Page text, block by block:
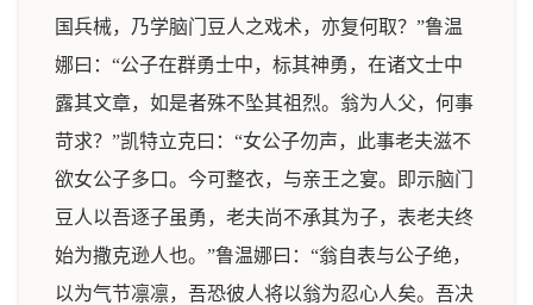
国兵械，乃学脑门豆人之戏术，亦复何取？”鲁温
娜曰：“公子在群勇士中，标其神勇，在诸文士中
露其文章，如是者殊不坠其祖烈。翁为人父，何事
苛求？”凯特立克曰：“女公子勿声，此事老夫滋不
欲女公子多口。今可整衣，与亲王之宴。即示脑门
豆人以吾逐子虽勇，老夫尚不承其为子，表老夫终
始为撒克逊人也。”鲁温娜曰：“翁自表与公子绝，
以为气节凛凛，吾恐彼人将以翁为忍心人矣。吾决